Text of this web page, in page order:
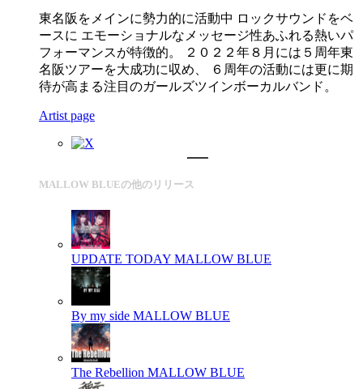
東名阪をメインに勢力的に活動中 ロックサウンドをベ
ースに エモーショナルなメッセージ性あふれる熱いパ
フォーマンスが特徴的。 ２０２２年８月には５周年東
名阪ツアーを大成功に収め、 ６周年の活動には更に期
待が高まる注目のガールズツインボーカルバンド。
Artist page
MALLOW BLUEの他のリリース
UPDATE TODAY MALLOW BLUE
By my side MALLOW BLUE
The Rebellion MALLOW BLUE